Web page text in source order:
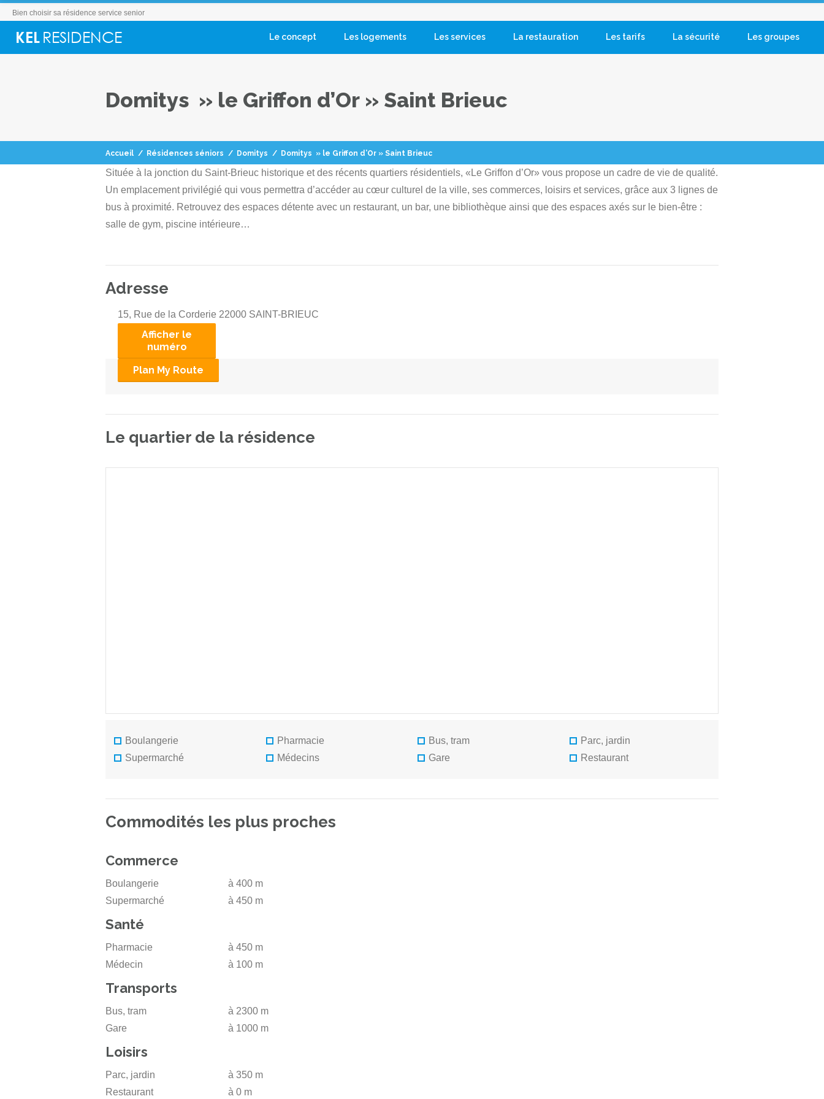
Bien choisir sa résidence service senior
Le concept Les logements Les services La restauration Les tarifs La sécurité Les groupes
Domitys » le Griffon d’Or » Saint Brieuc
Accueil / Résidences séniors / Domitys / Domitys » le Griffon d’Or » Saint Brieuc
Située à la jonction du Saint-Brieuc historique et des récents quartiers résidentiels, «Le Griffon d’Or» vous propose un cadre de vie de qualité.
Un emplacement privilégié qui vous permettra d’accéder au cœur culturel de la ville, ses commerces, loisirs et services, grâce aux 3 lignes de
bus à proximité. Retrouvez des espaces détente avec un restaurant, un bar, une bibliothèque ainsi que des espaces axés sur le bien-être :
salle de gym, piscine intérieure…
Adresse
15, Rue de la Corderie 22000 SAINT-BRIEUC
Afficher le
numéro
Plan My Route
Le quartier de la résidence
Boulangerie
Supermarché
Pharmacie
Médecins
Bus, tram
Gare
Parc, jardin
Restaurant
Commodités les plus proches
Commerce
Boulangerie
à 400 m
Supermarché
à 450 m
Santé
Pharmacie
à 450 m
Médecin
à 100 m
Transports
Bus, tram
à 2300 m
Gare
à 1000 m
Loisirs
Parc, jardin
à 350 m
Restaurant
à 0 m